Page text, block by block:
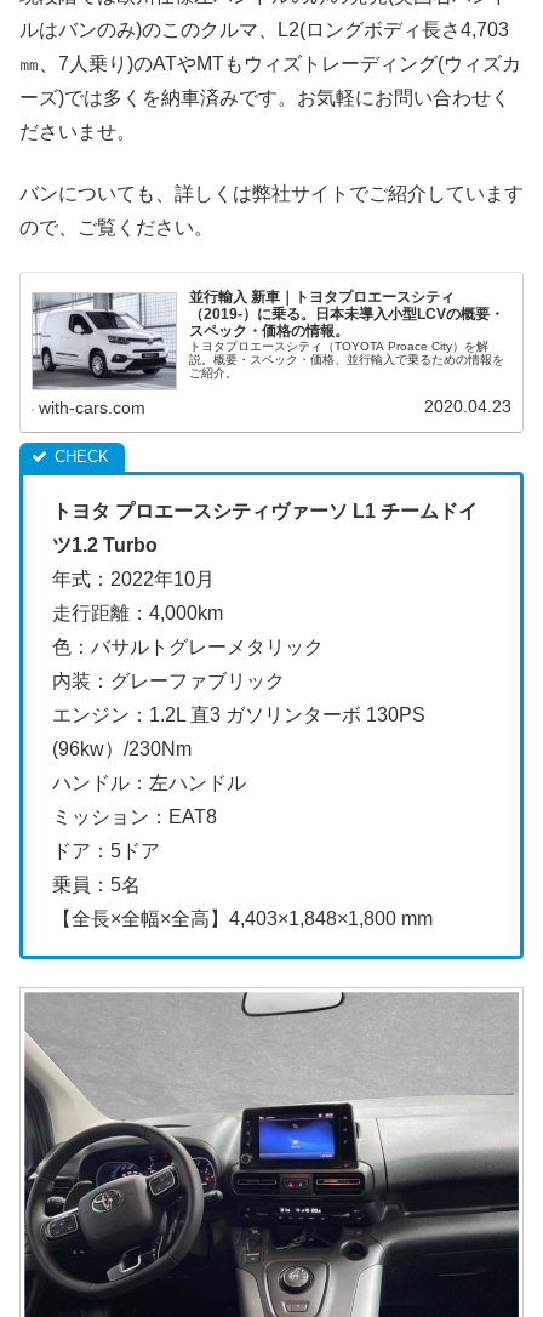
ルはバンのみ)のこのクルマ、L2(ロングボディ長さ4,703
㎜、7人乗り)のATやMTもウィズトレーディング(ウィズカ
ーズ)では多くを納車済みです。お気軽にお問い合わせく
ださいませ。
バンについても、詳しくは弊社サイトでご紹介しています
ので、ご覧ください。
並行輸入 新車｜トヨタプロエースシティ
（2019-）に乗る。日本未導入小型LCVの概要・
スペック・価格の情報。
トヨタプロエースシティ（TOYOTA Proace City）を解
説。概要・スペック・価格、並行輸入で乗るための情報を
ご紹介。
with-cars.com 2020.04.23
トヨタ プロエースシティヴァーソ L1 チームドイ
ツ1.2 Turbo
年式：2022年10月
走行距離：4,000km
色：バサルトグレーメタリック
内装：グレーファブリック
エンジン：1.2L 直3 ガソリンターボ 130PS
(96kw）/230Nm
ハンドル：左ハンドル
ミッション：EAT8
ドア：5ドア
乗員：5名
【全長×全幅×全高】4,403×1,848×1,800 mm